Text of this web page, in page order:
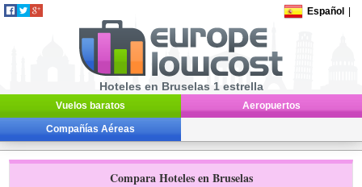
Español
Hoteles en Bruselas 1 estrella
Vuelos baratos Aeropuertos
Compañías Aéreas
Compara Hoteles en Bruselas